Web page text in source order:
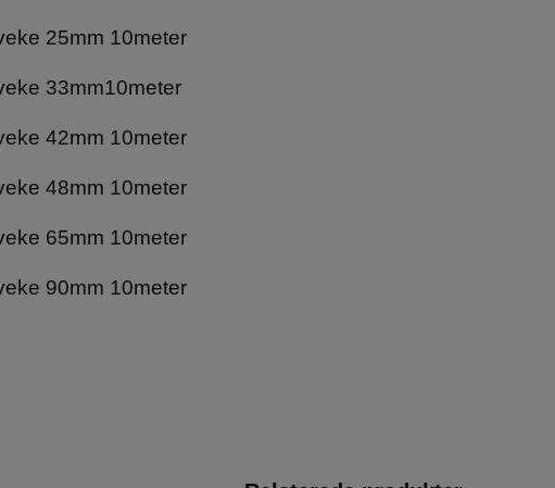
25mm 10meter
33mm10meter
42mm 10meter
48mm 10meter
65mm 10meter
90mm 10meter